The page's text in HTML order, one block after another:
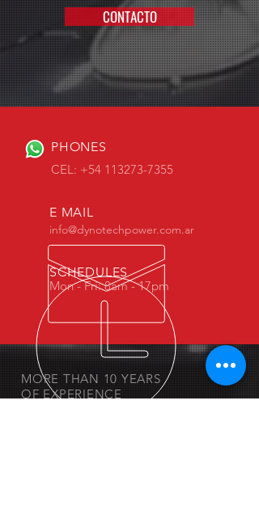
CONTACTO
PHONES
CEL: +54 113273-7355
E MAIL
info@dynotechpower.com.ar
SCHEDULES
Mon - Fri: 8am - 17pm
MORE THAN 10 YEARS
OF EXPERIENCE